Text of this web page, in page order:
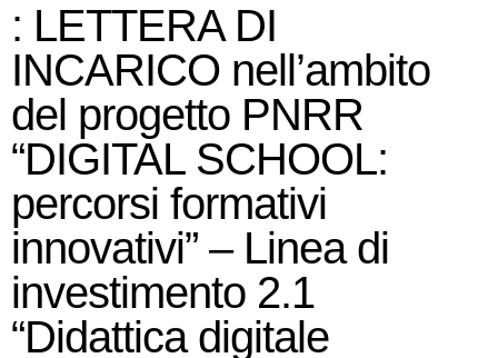
: LETTERA DI
INCARICO nell’ambito
del progetto PNRR
“DIGITAL SCHOOL:
percorsi formativi
innovativi” – Linea di
investimento 2.1
“Didattica digitale